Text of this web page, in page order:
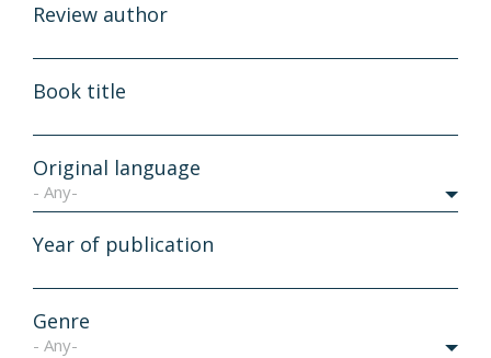
Review author
Book title
Original language
- Any-
Year of publication
Genre
- Any-